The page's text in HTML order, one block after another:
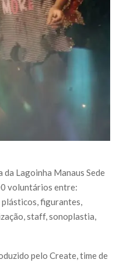
Lagoinha Manaus Sede
voluntários entre:
figurantes,
staff, sonoplastia,
pelo Create, time de